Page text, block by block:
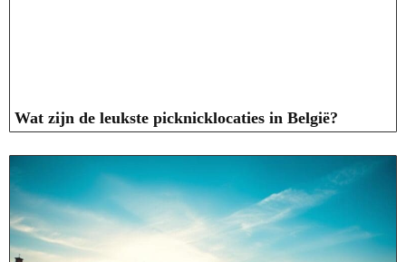
Wat zijn de leukste picknicklocaties in België?